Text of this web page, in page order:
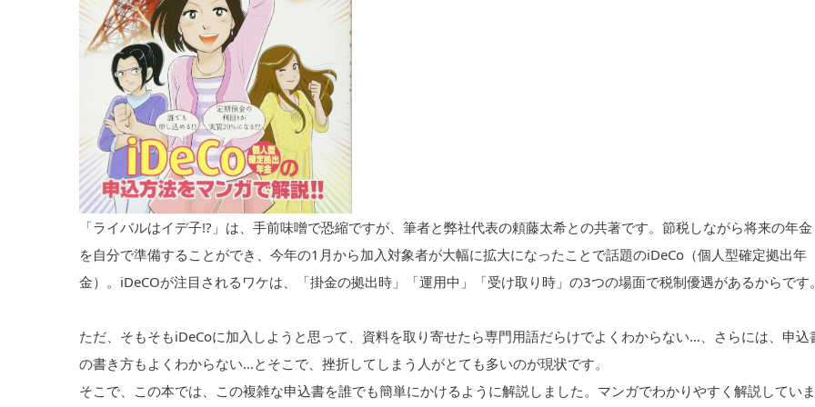
「ライバルはイデ子!?」は、手前味噌で恐縮ですが、筆者と弊社代表の頼藤太希との共著です。節税しながら将来の年金
を自分で準備することができ、今年の1月から加入対象者が大幅に拡大になったことで話題のiDeCo（個人型確定拠出年
金）。iDeCOが注目されるワケは、「掛金の拠出時」「運用中」「受け取り時」の3つの場面で税制優遇があるからです。
ただ、そもそもiDeCoに加入しようと思って、資料を取り寄せたら専門用語だらけでよくわからない…、さらには、申込
の書き方もよくわからない…とそこで、挫折してしまう人がとても多いのが現状です。
そこで、この本では、この複雑な申込書を誰でも簡単にかけるように解説しました。マンガでわかりやすく解説していま